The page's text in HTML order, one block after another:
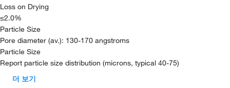
Loss on Drying
≤2.0%
Particle Size
Pore diameter (av.): 130-170 angstroms
Particle Size
Report particle size distribution (microns, typical 40-75)
더 보기